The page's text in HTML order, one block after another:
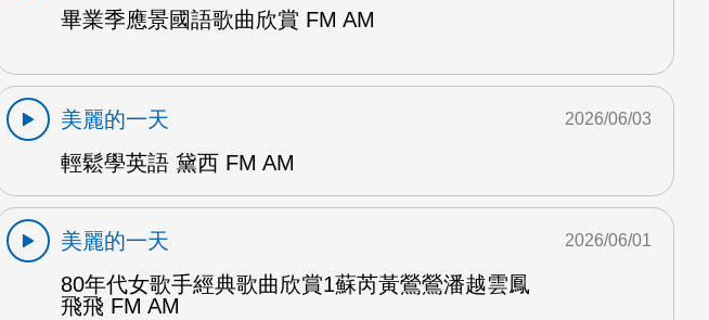
畢業季應景國語歌曲欣賞 FM AM
美麗的一天
輕鬆學英語 黛西 FM AM
2026/06/03
美麗的一天
80年代女歌手經典歌曲欣賞1蘇芮黃鶯鶯潘越雲鳳
飛飛 FM AM
2026/06/01